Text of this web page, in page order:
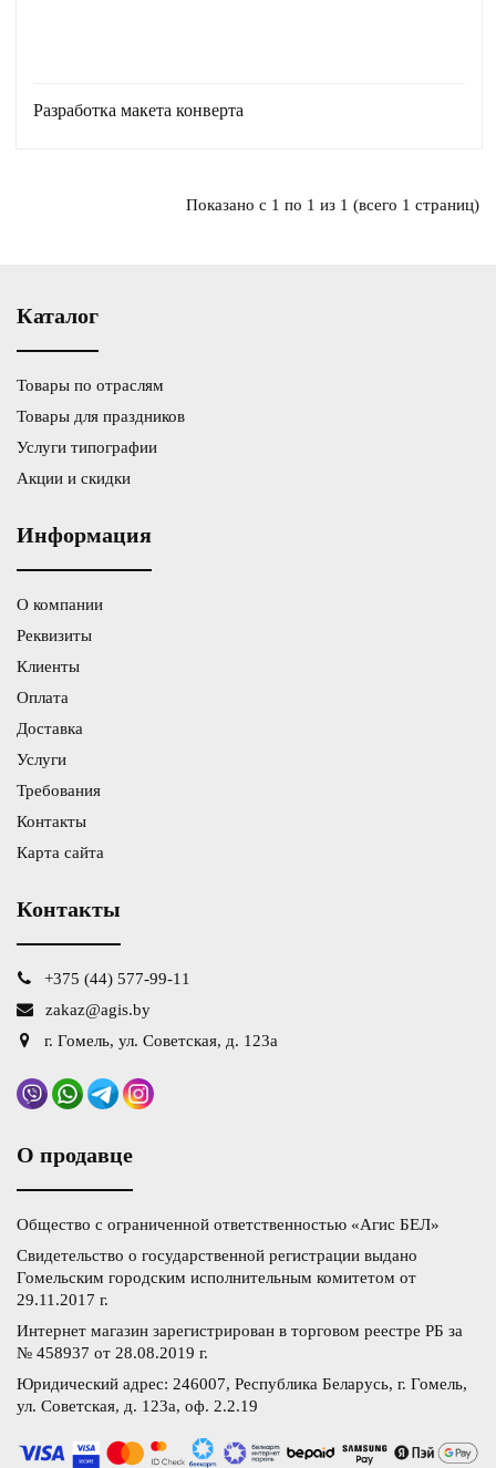
Разработка макета конверта
Показано с 1 по 1 из 1 (всего 1 страниц)
Каталог
Товары по отраслям
Товары для праздников
Услуги типографии
Акции и скидки
Информация
О компании
Реквизиты
Клиенты
Оплата
Доставка
Услуги
Требования
Контакты
Карта сайта
Контакты
+375 (44) 577-99-11
zakaz@agis.by
г. Гомель, ул. Советская, д. 123а
О продавце
Общество с ограниченной ответственностью «Агис БЕЛ»
Свидетельство о государственной регистрации выдано
Гомельским городским исполнительным комитетом от
29.11.2017 г.
Интернет магазин зарегистрирован в торговом реестре РБ за
№ 458937 от 28.08.2019 г.
Юридический адрес: 246007, Республика Беларусь, г. Гомель,
ул. Советская, д. 123а, оф. 2.2.19